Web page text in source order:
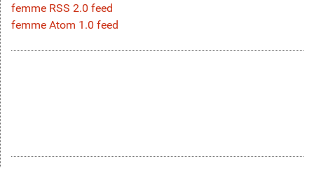
femme RSS 2.0 feed
femme Atom 1.0 feed